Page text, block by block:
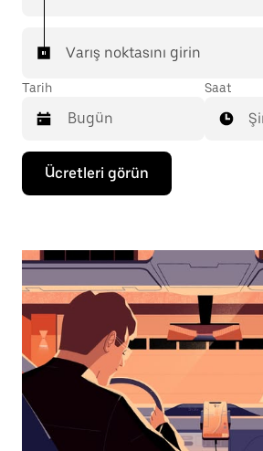
Varış noktasını girin
Tarih
Takvimle
etkileşime
geçmek
seçmek
aşağı
ok
tuşuna
basın.
Takvimi
kapatmak
için
escape
tuşuna
basın.
Saat
Ücretleri görün